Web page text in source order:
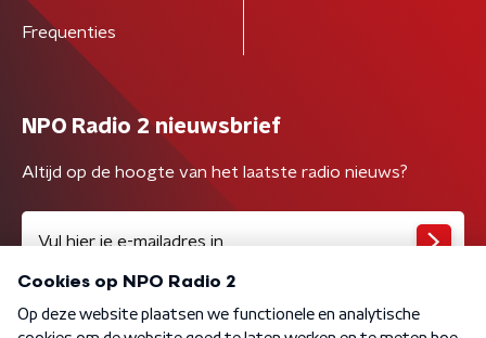
Frequenties
NPO Radio 2 nieuwsbrief
Altijd op de hoogte van het laatste radio nieuws?